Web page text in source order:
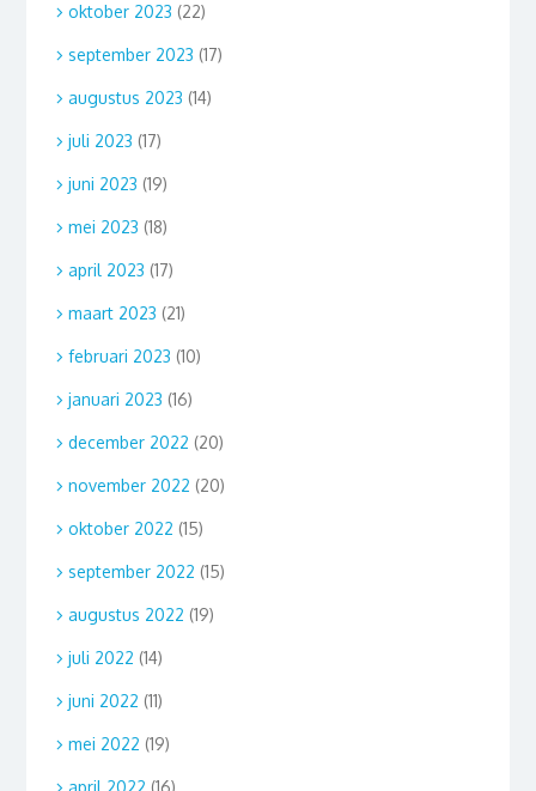
oktober 2023 (22)
september 2023 (17)
augustus 2023 (14)
juli 2023 (17)
juni 2023 (19)
mei 2023 (18)
april 2023 (17)
maart 2023 (21)
februari 2023 (10)
januari 2023 (16)
december 2022 (20)
november 2022 (20)
oktober 2022 (15)
september 2022 (15)
augustus 2022 (19)
juli 2022 (14)
juni 2022 (11)
mei 2022 (19)
april 2022 (16)